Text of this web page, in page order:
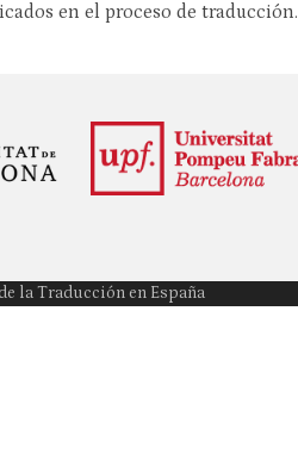
en el proceso de traducción.
la Traducción en España